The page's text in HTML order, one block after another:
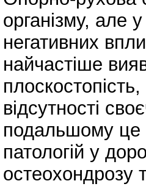
організму, але
негативних
найчастіше
відсутності
подальшому це
патологій у
остеохондрозу